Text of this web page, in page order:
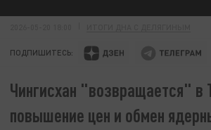
ПОДПИШИТЕСЬ:
Чингисхан "возвращается" в
повышение цен и обмен